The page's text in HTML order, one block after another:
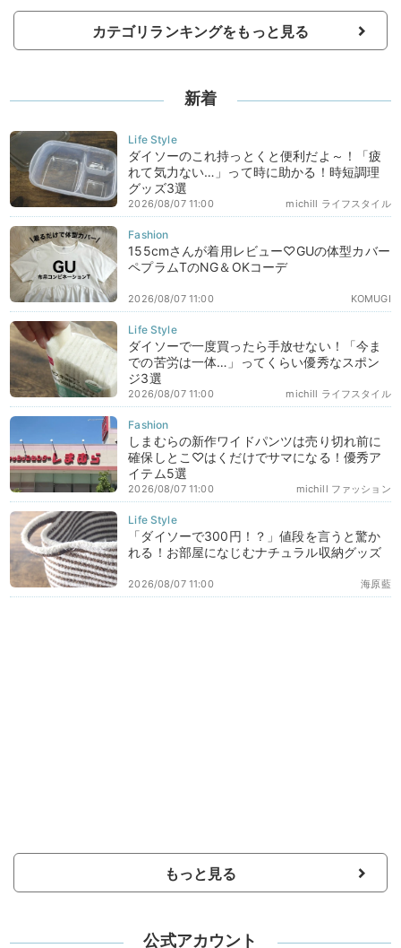
カテゴリランキングをもっと見る
新着
ダイソーのこれ持っとくと便利だよ～！「疲
れて気力ない…」って時に助かる！時短調理
グッズ3選
michill ライフスタイル
2026/08/07 11:00
155cmさんが着用レビュー♡GUの体型カバー
ペプラムTのNG＆OKコーデ
KOMUGI
2026/08/07 11:00
ダイソーで一度買ったら手放せない！「今ま
での苦労は一体…」ってくらい優秀なスポン
ジ3選
michill ライフスタイル
2026/08/07 11:00
しまむらの新作ワイドパンツは売り切れ前に
確保しとこ♡はくだけでサマになる！優秀ア
イテム5選
michill ファッション
2026/08/07 11:00
「ダイソーで300円！？」値段を言うと驚か
れる！お部屋になじむナチュラル収納グッズ
海原藍
2026/08/07 11:00
もっと見る
公式アカウント